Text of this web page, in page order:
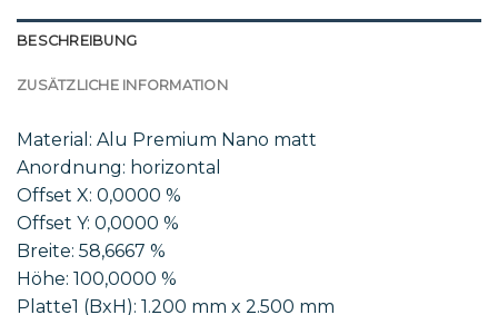
BESCHREIBUNG
ZUSÄTZLICHE INFORMATION
Material: Alu Premium Nano matt
Anordnung: horizontal
Offset X: 0,0000 %
Offset Y: 0,0000 %
Breite: 58,6667 %
Höhe: 100,0000 %
Platte1 (BxH): 1.200 mm x 2.500 mm